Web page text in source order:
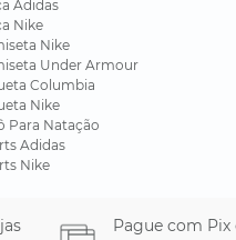
Adidas
Nike
Nike
Under Armour
Columbia
Nike
Para Natação
Adidas
Nike
Pague com Pix